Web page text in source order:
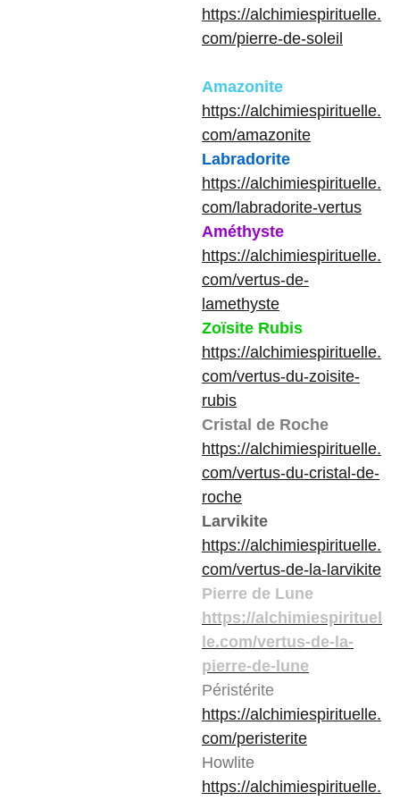
https://alchimiespirituelle.
com/pierre-de-soleil
Amazonite
https://alchimiespirituelle.
com/amazonite
Labradorite
https://alchimiespirituelle.
com/labradorite-vertus
Améthyste
https://alchimiespirituelle.
com/vertus-de-
lamethyste
Zoïsite Rubis
https://alchimiespirituelle.
com/vertus-du-zoisite-
rubis
Cristal de Roche
https://alchimiespirituelle.
com/vertus-du-cristal-de-
roche
Larvikite
https://alchimiespirituelle.
com/vertus-de-la-larvikite
Pierre de Lune
https://alchimiespirituel
le.com/vertus-de-la-
pierre-de-lune
Péristérite
https://alchimiespirituelle.
com/peristerite
Howlite
https://alchimiespirituelle.